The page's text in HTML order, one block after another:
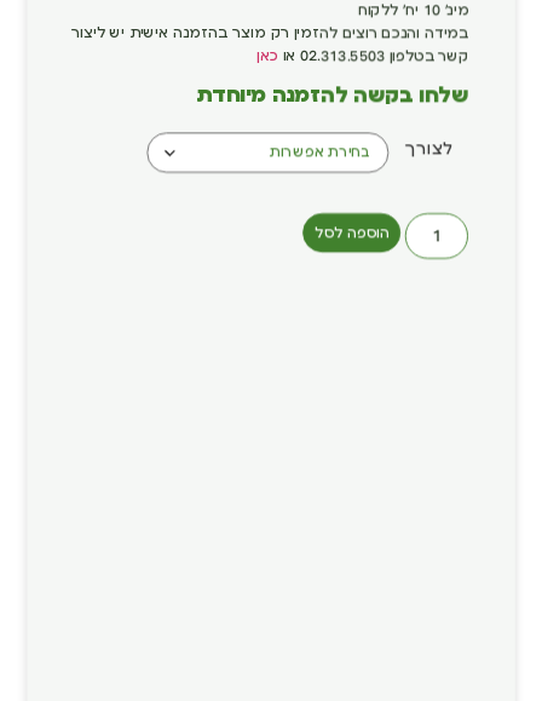
מינ' 10 יח' ללקוח
במידה והנכם רוצים להזמין רק מוצר בהזמנה אישית יש ליצור
קשר בטלפון 02.313.5503 או כאן
שלחו בקשה להזמנה מיוחדת
לצורך
הוספה לסל